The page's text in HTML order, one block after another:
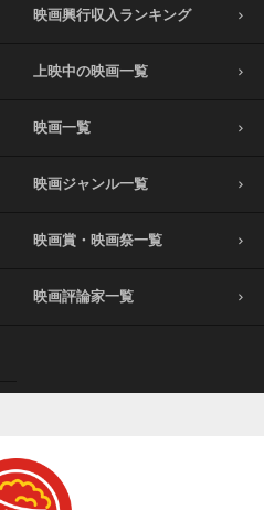
映画興行収入ランキング
上映中の映画一覧
映画一覧
映画ジャンル一覧
映画賞・映画祭一覧
映画評論家一覧